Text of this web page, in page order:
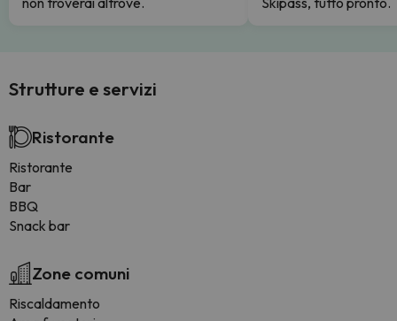
Strutture e servizi
Ristorante
Ristorante
Bar
BBQ
Snack bar
Zone comuni
Riscaldamento